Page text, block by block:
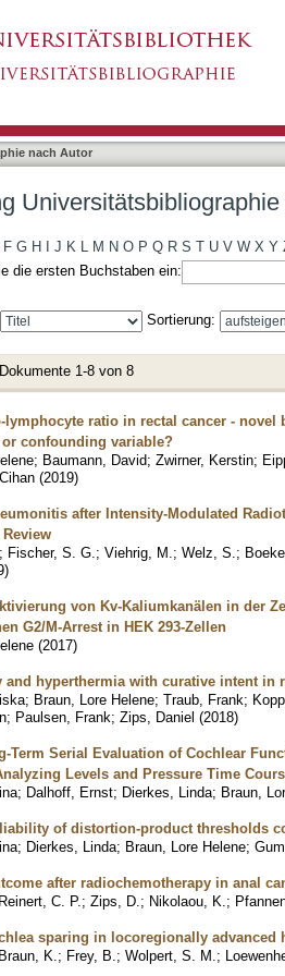
nach Autor
F G H J K L M N O P Q R S T U V W X Y
die ersten Buchstaben ein:
Sortierung:
1-8 von 8
lymphocyte ratio in rectal cancer -
confounding variable?
; Baumann, David; Zwirner, Kerstin;
(2019)
after Intensity-Modulated
; Fischer, S. G. ; Viehrig, M. ; Welz, S. ;
)
von Kv-Kaliumkanälen in der
G2/M-Arrest in HEK 293-Zellen
(2017)
and hyperthermia with curative intent
; Braun, Lore Helene; Traub, Frank;
; Paulsen, Frank; Zips, Daniel (2018)
Term Serial Evaluation of Cochlear
Levels and Pressure Time
; Dalhoff, Ernst; Dierkes, Linda; Braun,
of distortion-product thresholds
; Dierkes, Linda; Braun, Lore Helene;
after radiochemotherapy in anal
Reinert, C. P. ; Zips, D. ; Nikolaou, K. ;
sparing in locoregionally advanced
Braun, K. ; Frey, B. ; Wolpert, S. M. ;